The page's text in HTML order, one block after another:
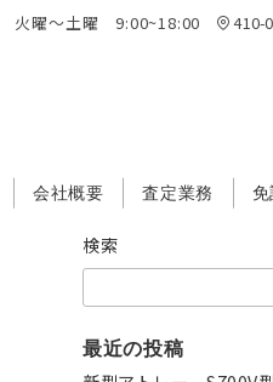
火曜～土曜 9:00~18:00 410-
会社概要 査定業務 免
検索
最近の投稿